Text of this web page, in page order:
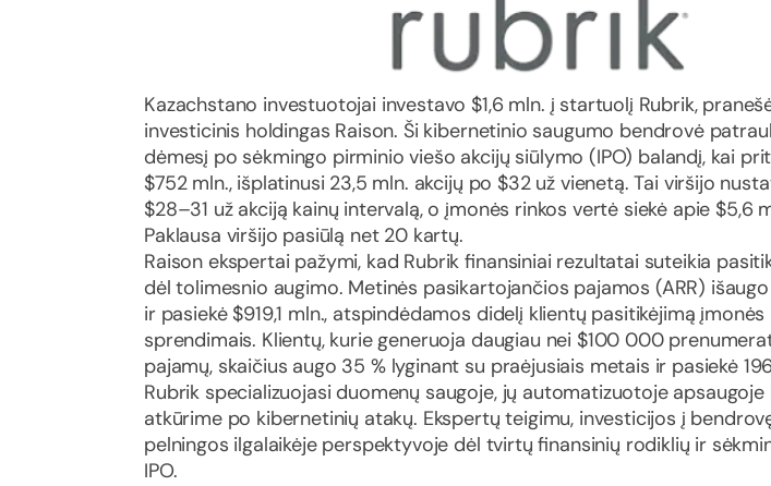
Kazachstano investuotojai investavo $1,6 mln. į startuolį Rubrik,
investicinis holdingas Raison. Ši kibernetinio saugumo bendrovė
dėmesį po sėkmingo pirminio viešo akcijų siūlymo (IPO) balandį, kai
$752 mln., išplatinusi 23,5 mln. akcijų po $32 už vienetą. Tai viršijo
$28–31 už akciją kainų intervalą, o įmonės rinkos vertė siekė apie $5,6
Paklausa viršijo pasiūlą net 20 kartų.
Raison ekspertai pažymi, kad Rubrik finansiniai rezultatai suteikia
dėl tolimesnio augimo. Metinės pasikartojančios pajamos (ARR)
ir pasiekė $919,1 mln., atspindėdamos didelį klientų pasitikėjimą įmonės
sprendimais. Klientų, kurie generuoja daugiau nei $100 000
pajamų, skaičius augo 35 % lyginant su praėjusiais metais ir pasiekė
Rubrik specializuojasi duomenų saugoje, jų automatizuotoje apsaugoje
atkūrime po kibernetinių atakų. Ekspertų teigimu, investicijos į
pelningos ilgalaikėje perspektyvoje dėl tvirtų finansinių rodiklių ir
IPO.